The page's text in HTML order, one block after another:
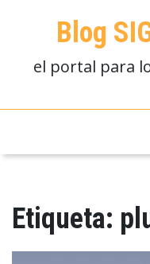
Blog
el portal para
Etiqueta: